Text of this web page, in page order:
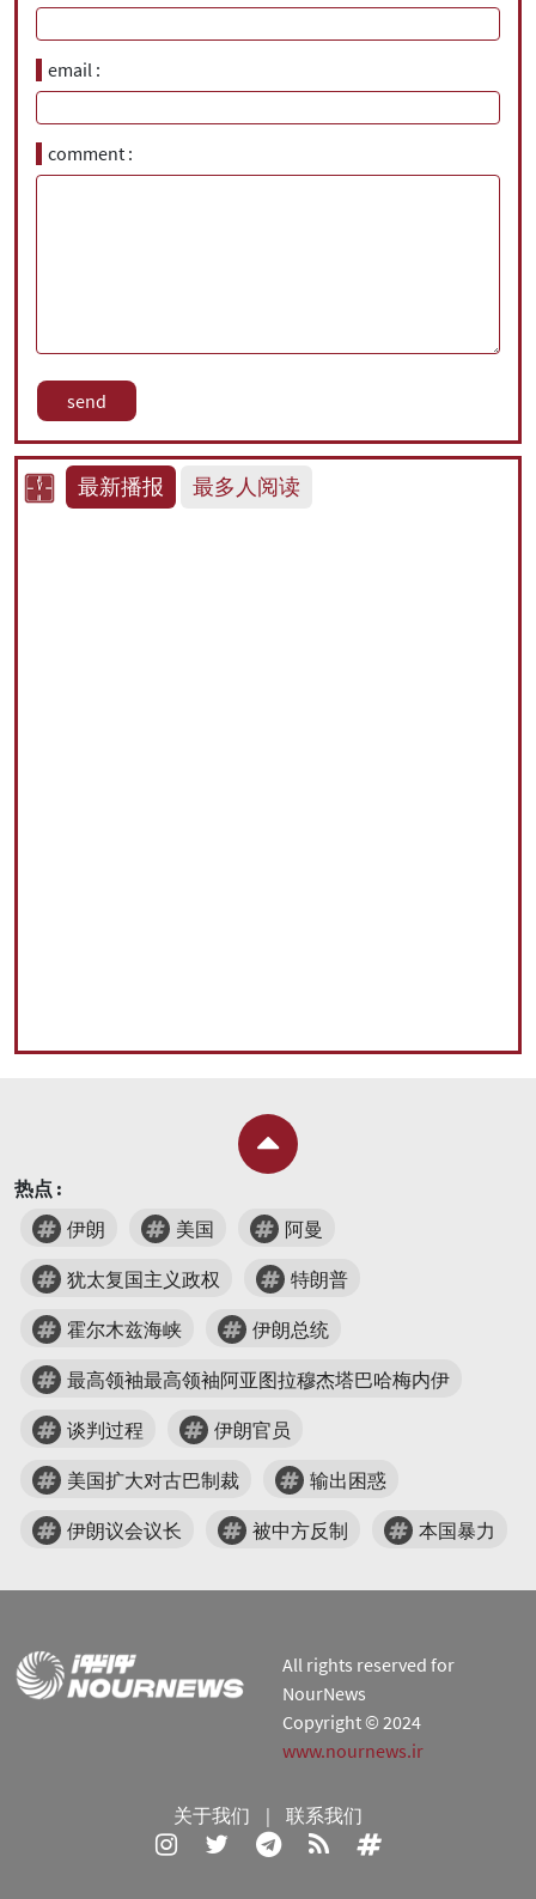
email
comment
最新播报 最多人阅读
热点 :
伊朗
美国 阿曼
犹太复国主义政权 特朗普
霍尔木兹海峡 伊朗总统
最高领袖最高领袖阿亚图拉穆杰塔巴哈梅内伊
谈判过程 伊朗官员
美国扩大对古巴制裁 输出困惑
伊朗议会议长 被中方反制 本国暴力
All rights reserved for
NourNews
Copyright © 2024
www.nournews.ir
关于我们 | 联系我们